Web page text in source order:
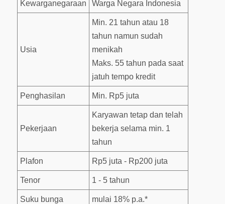
Kewarganegaraan Warga Negara Indonesia
Usia
Min. 21 tahun atau 18
tahun namun sudah
menikah
Maks. 55 tahun pada saat
jatuh tempo kredit
Penghasilan Min. Rp5 juta
Pekerjaan
Karyawan tetap dan telah
bekerja selama min. 1
tahun
Plafon Rp5 juta - Rp200 juta
Tenor 1 - 5 tahun
Suku bunga mulai 18% p.a.*